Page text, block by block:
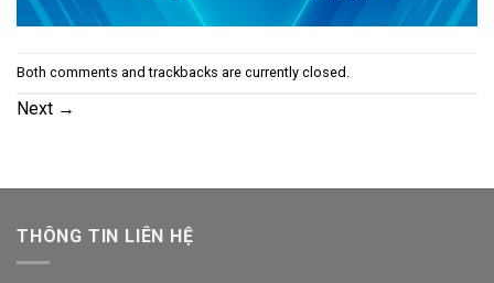
Both comments and trackbacks are currently closed.
Next →
THÔNG TIN LIÊN HỆ